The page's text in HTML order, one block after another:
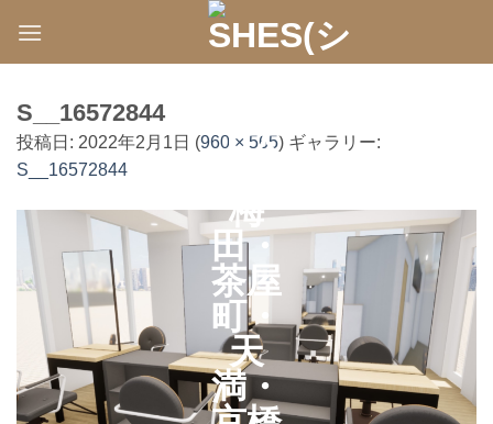
content
S__16572844
投稿日: 2022年2月1日 (960 × 565) ギャラリー:
S__16572844